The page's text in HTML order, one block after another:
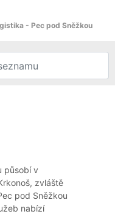
- Pec pod Sněžkou
působí v
zvláště
pod Sněžkou
nabízí